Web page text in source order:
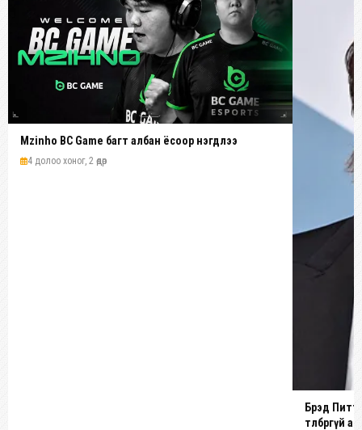
Mzinho BC Game багт албан ёсоор нэгдлээ
4 долоо хоног, 2 өдөр
Брэд Питт
төлбөргүй